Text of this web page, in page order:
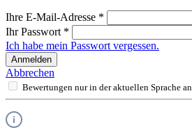
Ihre E-Mail-Adresse *
Ihr Passwort *
Ich habe mein Passwort vergessen.
Anmelden
Abbrechen
Bewertungen nur in der aktuellen Sprache